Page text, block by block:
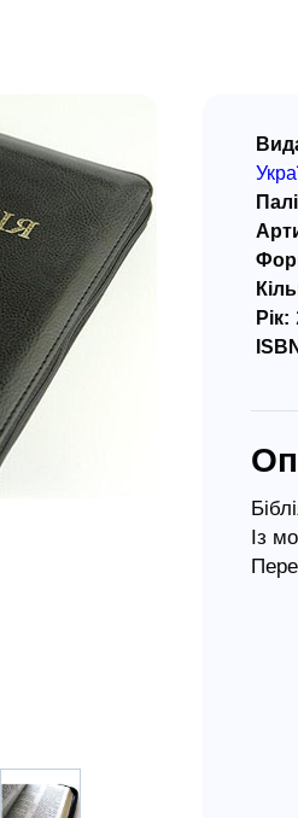
Книги іноземними
Лідерство
Нерелігійні видання
Церковні традиції
Здоров`я / Харчування
Рік:
Із